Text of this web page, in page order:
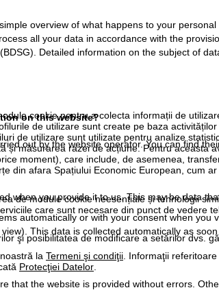
cookie pentru a colecta informații de
de utilizare sunt create pe baza
de utilizare sunt utilizate pentru analize
și măsurarea razei de acțiune. Pentru aceasta
moment), care include, de asemenea,
din afara Spațiului Economic European, cum
de module cookie neesențiale și tehnologii
care sunt necesare din punct de vedere
şi posibilitatea de modificare a setărilor dvs.
la Termeni şi condiţii . Informaţii
Protecţiei Datelor
overview of what happens to your
all your data in accordance with the
Detailed information on the subject of
on this website?
out by the website operator. You can find
when you provide it to us. This may be data
automatically or with your consent when
This data is collected automatically as
that the website is provided without errors.